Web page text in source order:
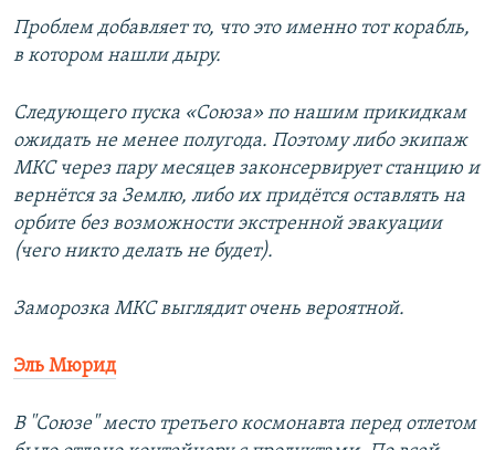
Проблем добавляет то, что это именно тот корабль,
в котором нашли дыру.
Следующего пуска «Союза» по нашим прикидкам
ожидать не менее полугода. Поэтому либо экипаж
МКС через пару месяцев законсервирует станцию и
вернётся за Землю, либо их придётся оставлять на
орбите без возможности экстренной эвакуации
(чего никто делать не будет).
Заморозка МКС выглядит очень вероятной.
Эль Мюрид
В "Союзе" место третьего космонавта перед отлетом